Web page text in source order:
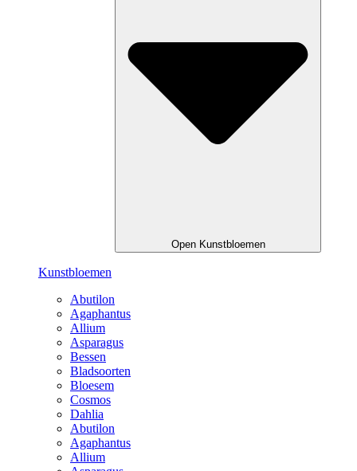
Open Kunstbloemen
Kunstbloemen
Abutilon
Agaphantus
Allium
Asparagus
Bessen
Bladsoorten
Bloesem
Cosmos
Dahlia
Abutilon
Agaphantus
Allium